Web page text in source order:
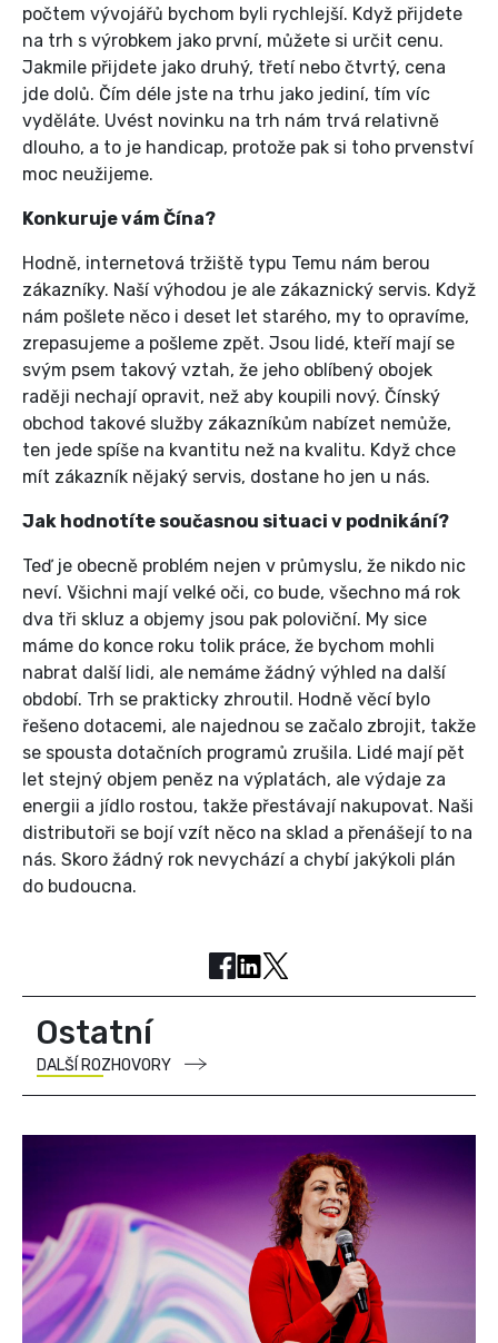
počtem vývojářů bychom byli rychlejší. Když přijdete
na trh s výrobkem jako první, můžete si určit cenu.
Jakmile přijdete jako druhý, třetí nebo čtvrtý, cena
jde dolů. Čím déle jste na trhu jako jediní, tím víc
vyděláte. Uvést novinku na trh nám trvá relativně
dlouho, a to je handicap, protože pak si toho prvenství
moc neužijeme.
Konkuruje vám Čína?
Hodně, internetová tržiště typu Temu nám berou
zákazníky. Naší výhodou je ale zákaznický servis. Když
nám pošlete něco i deset let starého, my to opravíme,
zrepasujeme a pošleme zpět. Jsou lidé, kteří mají se
svým psem takový vztah, že jeho oblíbený obojek
raději nechají opravit, než aby koupili nový. Čínský
obchod takové služby zákazníkům nabízet nemůže,
ten jede spíše na kvantitu než na kvalitu. Když chce
mít zákazník nějaký servis, dostane ho jen u nás.
Jak hodnotíte současnou situaci v podnikání?
Teď je obecně problém nejen v průmyslu, že nikdo nic
neví. Všichni mají velké oči, co bude, všechno má rok
dva tři skluz a objemy jsou pak poloviční. My sice
máme do konce roku tolik práce, že bychom mohli
nabrat další lidi, ale nemáme žádný výhled na další
období. Trh se prakticky zhroutil. Hodně věcí bylo
řešeno dotacemi, ale najednou se začalo zbrojit, takže
se spousta dotačních programů zrušila. Lidé mají pět
let stejný objem peněz na výplatách, ale výdaje za
energii a jídlo rostou, takže přestávají nakupovat. Naši
distributoři se bojí vzít něco na sklad a přenášejí to na
nás. Skoro žádný rok nevychází a chybí jakýkoli plán
do budoucna.
Ostatní
DALŠÍ ROZHOVORY